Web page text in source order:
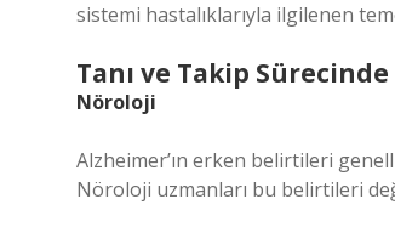
sistemi hastalıklarıyla ilgilenen
Tanı ve Takip
Nöroloji
Alzheimer’ın erken belirtileri
Nöroloji uzmanları bu belirtileri